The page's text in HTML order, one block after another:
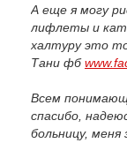
А еще я могу
лифлеты и
халтуру это
Тани фб
Всем
спасибо,
больницу,